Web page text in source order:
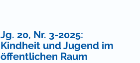
Jg. 20, Nr. 3-2025:
Kindheit und Jugend im
öffentlichen Raum